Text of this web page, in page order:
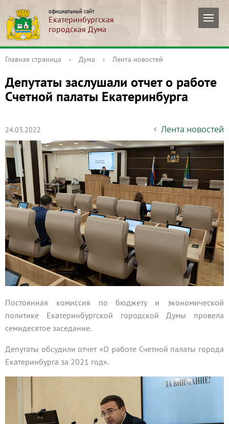
официальный сайт
Екатеринбургская
городская Дума
Главная страница › Дума › Лента новостей
Депутаты заслушали отчет о работе
Счетной палаты Екатеринбурга
24.03.2022 Лента новостей
Постоянная комиссия по бюджету и экономической
политике Екатеринбургской городской Думы провела
семидесятое заседание.
Депутаты обсудили отчет «О работе Счетной палаты города
Екатеринбурга за 2021 год».